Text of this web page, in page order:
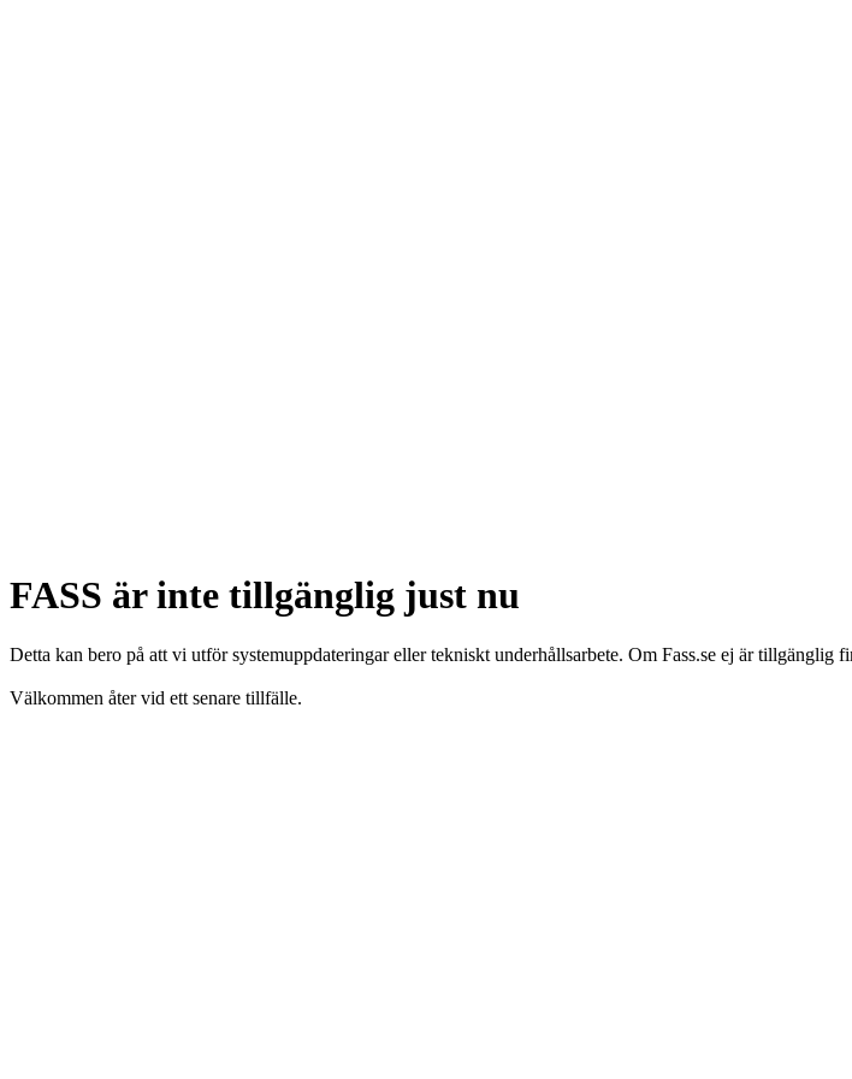
FASS är inte tillgänglig just nu
Detta kan bero på att vi utför systemuppdateringar eller tekniskt underhållsarbete. Om Fass.se ej är tillgänglig
Välkommen åter vid ett senare tillfälle.